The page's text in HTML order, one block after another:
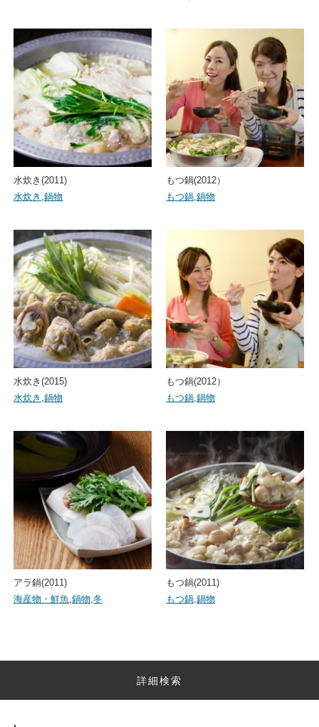
水炊き(2011)
水炊き ,鍋物
もつ鍋(2012）
もつ鍋,鍋物
水炊き(2015)
水炊き ,鍋物
もつ鍋(2012）
もつ鍋,鍋物
アラ鍋(2011)
海産物・鮮魚,鍋物,冬
もつ鍋(2011)
もつ鍋,鍋物
詳細検索